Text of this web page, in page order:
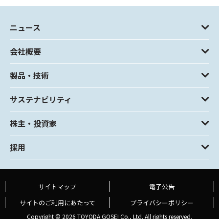
ニュース
会社概要
製品・技術
サステナビリティ
株主・投資家
採用
サイトマップ
電子公告
サイトのご利用にあたって
プライバシーポリシー
Copyright © 2026 TOYODA GOSEI Co., Ltd. All rights reserved.